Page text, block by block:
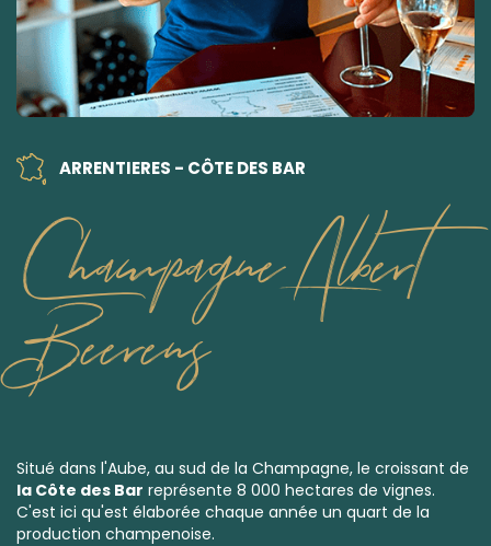
ARRENTIERES - CÔTE DES BAR
Champagne Albert
Beerens
Situé dans l'Aube, au sud de la Champagne, le croissant de
la Côte des Bar représente 8 000 hectares de vignes.
C'est ici qu'est élaborée chaque année un quart de la
production champenoise.